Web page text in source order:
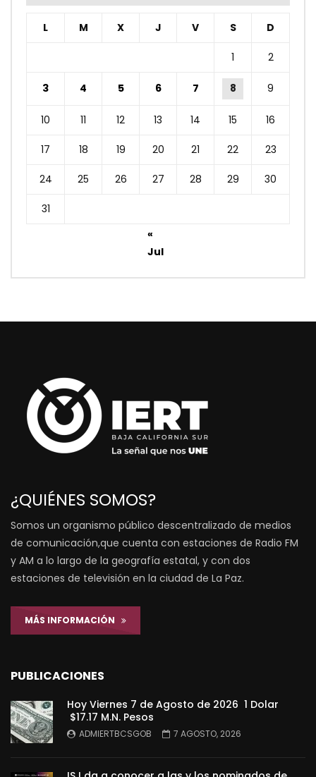
L M X J V S D
1 2
3 4 5 6 7 8 9
10 11 12 13 14 15 16
17 18 19 20 21 22 23
24 25 26 27 28 29 30
31
«
Jul
¿QUIÉNES SOMOS?
Somos un organismo público descentralizado de medios
de comunicación,que cuenta con estaciones de Radio FM
y AM a lo largo de la geografía estatal, y con dos
estaciones de televisión en la ciudad de La Paz.
MÁS INFORMACIÓN
PUBLICACIONES
Hoy Viernes 7 de Agosto de 2026 1 Dolar
$17.17 M.N. Pesos
ADMIERTBCSGOB 7 AGOSTO, 2026